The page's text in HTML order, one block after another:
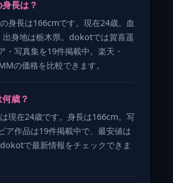
長は？
身長は166cmです。現在24歳。血
出身地は栃木県。dokotでは賀喜遥
・写真集を19件掲載中。楽天・
の価格を比較できます。
歳？
現在24歳です。身長は166cm。写
ア作品は19件掲載中で、最安値は
で最新情報をチェックできま